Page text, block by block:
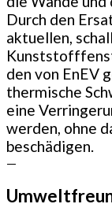
Durch den
aktuellen,
den von EnEV
thermische
eine
werden, ohne
beschädigen.
—